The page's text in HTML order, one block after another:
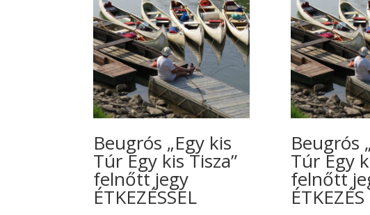
Beugrós „Egy kis
Túr Egy kis Tisza”
felnőtt jegy
ÉTKEZÉSSEL
Beugrós
Túr Egy
felnőtt